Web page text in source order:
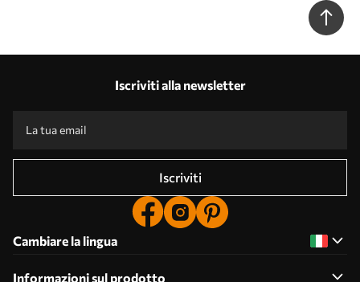
Iscriviti alla newsletter
Iscriviti
Cambiare la lingua
Informazioni sul prodotto